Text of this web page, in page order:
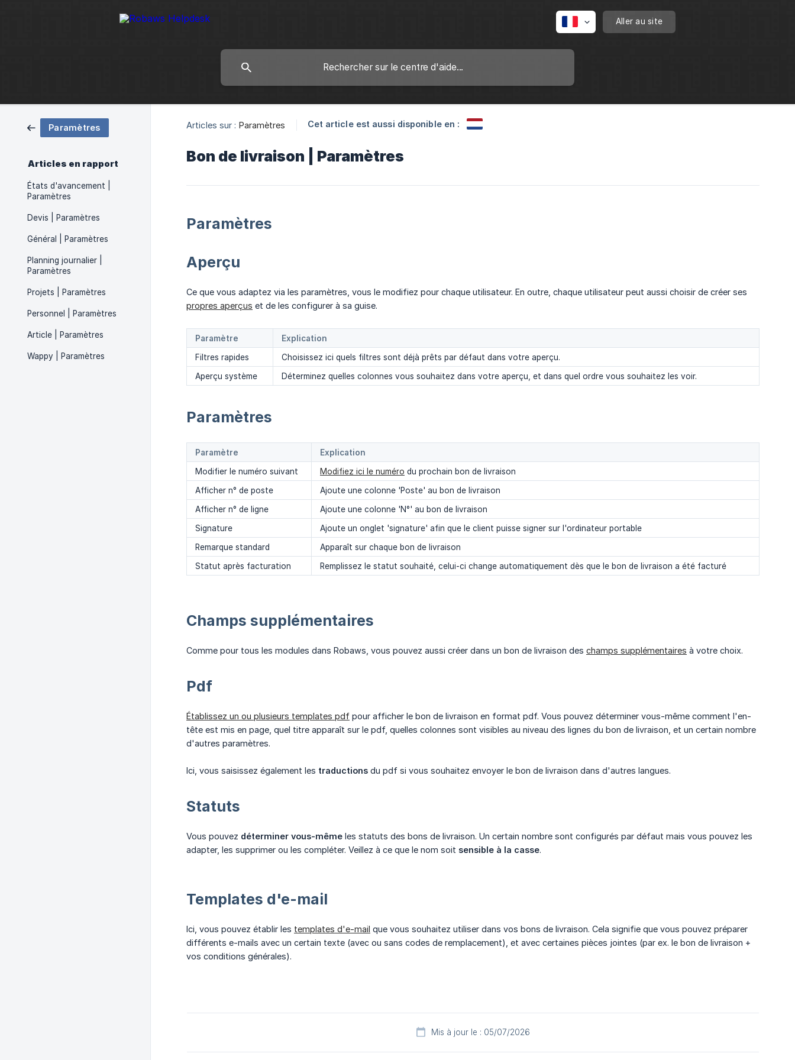
Aller au site
Paramètres
Articles en rapport
États d'avancement |
Paramètres
Devis | Paramètres
Général | Paramètres
Planning journalier |
Paramètres
Projets | Paramètres
Personnel | Paramètres
Article | Paramètres
Wappy | Paramètres
Articles sur : Paramètres Cet article est aussi disponible en :
Bon de livraison | Paramètres
Paramètres
Aperçu
Ce que vous adaptez via les paramètres, vous le modifiez pour chaque utilisateur. En outre, chaque utilisateur peut aussi choisir de créer ses
propres aperçus et de les configurer à sa guise.
Paramètre
Explication
Filtres rapides
Choisissez ici quels filtres sont déjà prêts par défaut dans votre aperçu.
Aperçu système
Déterminez quelles colonnes vous souhaitez dans votre aperçu, et dans quel ordre vous souhaitez les voir.
Paramètres
Paramètre
Explication
Modifier le numéro suivant
Modifiez ici le numéro du prochain bon de livraison
Afficher n° de poste
Ajoute une colonne 'Poste' au bon de livraison
Afficher n° de ligne
Ajoute une colonne 'N°' au bon de livraison
Signature
Ajoute un onglet 'signature' afin que le client puisse signer sur l'ordinateur portable
Remarque standard
Apparaît sur chaque bon de livraison
Statut après facturation
Remplissez le statut souhaité, celui-ci change automatiquement dès que le bon de livraison a été facturé
Champs supplémentaires
Comme pour tous les modules dans Robaws, vous pouvez aussi créer dans un bon de livraison des champs supplémentaires à votre choix.
Pdf
Établissez un ou plusieurs templates pdf pour afficher le bon de livraison en format pdf. Vous pouvez déterminer vous-même comment l'en-
tête est mis en page, quel titre apparaît sur le pdf, quelles colonnes sont visibles au niveau des lignes du bon de livraison, et un certain nombre
d'autres paramètres.
Ici, vous saisissez également les traductions du pdf si vous souhaitez envoyer le bon de livraison dans d'autres langues.
Statuts
Vous pouvez déterminer vous-même les statuts des bons de livraison. Un certain nombre sont configurés par défaut mais vous pouvez les
adapter, les supprimer ou les compléter. Veillez à ce que le nom soit sensible à la casse.
Templates d'e-mail
Ici, vous pouvez établir les templates d'e-mail que vous souhaitez utiliser dans vos bons de livraison. Cela signifie que vous pouvez préparer
différents e-mails avec un certain texte (avec ou sans codes de remplacement), et avec certaines pièces jointes (par ex. le bon de livraison +
vos conditions générales).
Mis à jour le : 05/07/2026